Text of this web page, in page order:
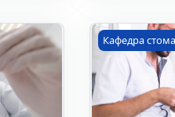
на ПК
Кафедра